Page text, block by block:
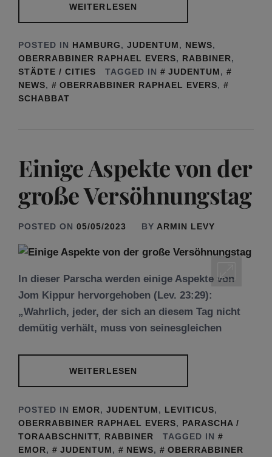
WEITERLESEN
POSTED IN HAMBURG, JUDENTUM, NEWS,
OBERRABBINER RAPHAEL EVERS, RABBINER,
STÄDTE / CITIES
TAGGED IN JUDENTUM,
NEWS, OBERRABBINER RAPHAEL EVERS,
SCHABBAT
Einige Aspekte von der
große Versöhnungstag
POSTED ON 05/05/2023 BY ARMIN LEVY
In dieser Parscha werden einige Aspekte von
Jom Kippur hervorgehoben (Lev. 23:29):
„Wahrlich, jeder, der sich an diesem Tag nicht
demütig verhält, muss von seinesgleichen
WEITERLESEN
POSTED IN EMOR, JUDENTUM, LEVITICUS,
OBERRABBINER RAPHAEL EVERS, PARASCHA /
TORAABSCHNITT, RABBINER
TAGGED IN
EMOR, JUDENTUM, NEWS,
OBERRABBINER